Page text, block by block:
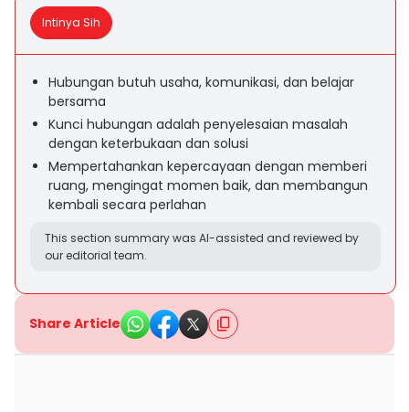
Intinya Sih
Hubungan butuh usaha, komunikasi, dan belajar
bersama
Kunci hubungan adalah penyelesaian masalah
dengan keterbukaan dan solusi
Mempertahankan kepercayaan dengan memberi
ruang, mengingat momen baik, dan membangun
kembali secara perlahan
This section summary was AI-assisted and reviewed by
our editorial team.
Share Article